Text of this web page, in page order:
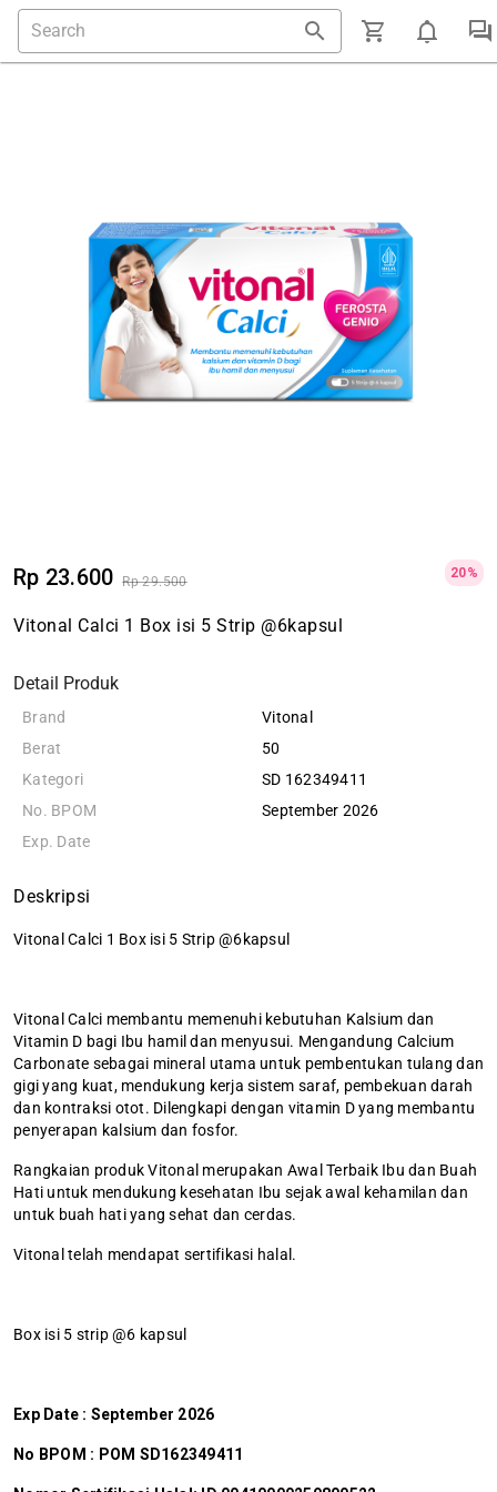
Rp 23.600 Rp 29.500
20%
Vitonal Calci 1 Box isi 5 Strip @6kapsul
Detail Produk
Brand
Berat
Kategori
No. BPOM
Exp. Date
Vitonal
50
SD 162349411
September 2026
Deskripsi
Vitonal Calci 1 Box isi 5 Strip @6kapsul
Vitonal Calci membantu memenuhi kebutuhan Kalsium dan
Vitamin D bagi Ibu hamil dan menyusui. Mengandung Calcium
Carbonate sebagai mineral utama untuk pembentukan tulang dan
gigi yang kuat, mendukung kerja sistem saraf, pembekuan darah
dan kontraksi otot. Dilengkapi dengan vitamin D yang membantu
penyerapan kalsium dan fosfor.
Rangkaian produk Vitonal merupakan Awal Terbaik Ibu dan Buah
Hati untuk mendukung kesehatan Ibu sejak awal kehamilan dan
untuk buah hati yang sehat dan cerdas.
Vitonal telah mendapat sertifikasi halal.
Box isi 5 strip @6 kapsul
Exp Date : September 2026
No BPOM : POM SD162349411